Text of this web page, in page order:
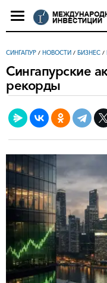
СИНГАПУР / НОВОСТИ / БИЗНЕС /
Сингапурские
рекорды